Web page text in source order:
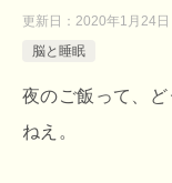
更新日： 2020年1月24日
脳と睡眠
夜のご飯って、
ねえ。